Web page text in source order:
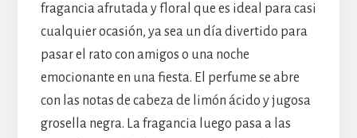
fragancia afrutada y floral que es ideal para casi
cualquier ocasión, ya sea un día divertido para
pasar el rato con amigos o una noche
emocionante en una fiesta. El perfume se abre
con las notas de cabeza de limón ácido y jugosa
grosella negra. La fragancia luego pasa a las